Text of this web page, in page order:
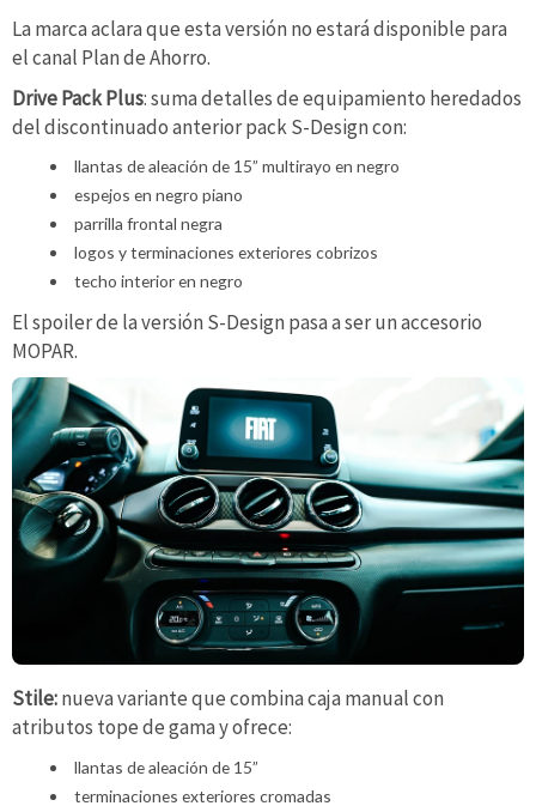
La marca aclara que esta versión no estará disponible para
el canal Plan de Ahorro.
Drive Pack Plus: suma detalles de equipamiento heredados
del discontinuado anterior pack S-Design con:
llantas de aleación de 15” multirayo en negro
espejos en negro piano
parrilla frontal negra
logos y terminaciones exteriores cobrizos
techo interior en negro
El spoiler de la versión S-Design pasa a ser un accesorio
MOPAR.
Stile:nueva variante que combina caja manual con
atributos tope de gama y ofrece:
llantas de aleación de 15”
terminaciones exteriores cromadas